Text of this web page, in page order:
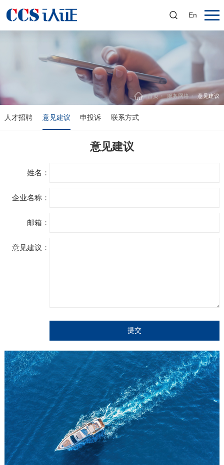
En
首页 服务网络 意见建议
人才招聘 意见建议 申投诉 联系方式
意见建议
姓名：
企业名称：
邮箱：
意见建议：